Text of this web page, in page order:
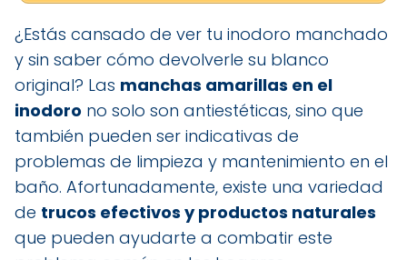
¿Estás cansado de ver tu inodoro manchado
y sin saber cómo devolverle su blanco
original? Las manchas amarillas en el
inodoro no solo son antiestéticas, sino que
también pueden ser indicativas de
problemas de limpieza y mantenimiento en el
baño. Afortunadamente, existe una variedad
de trucos efectivos y productos naturales
que pueden ayudarte a combatir este